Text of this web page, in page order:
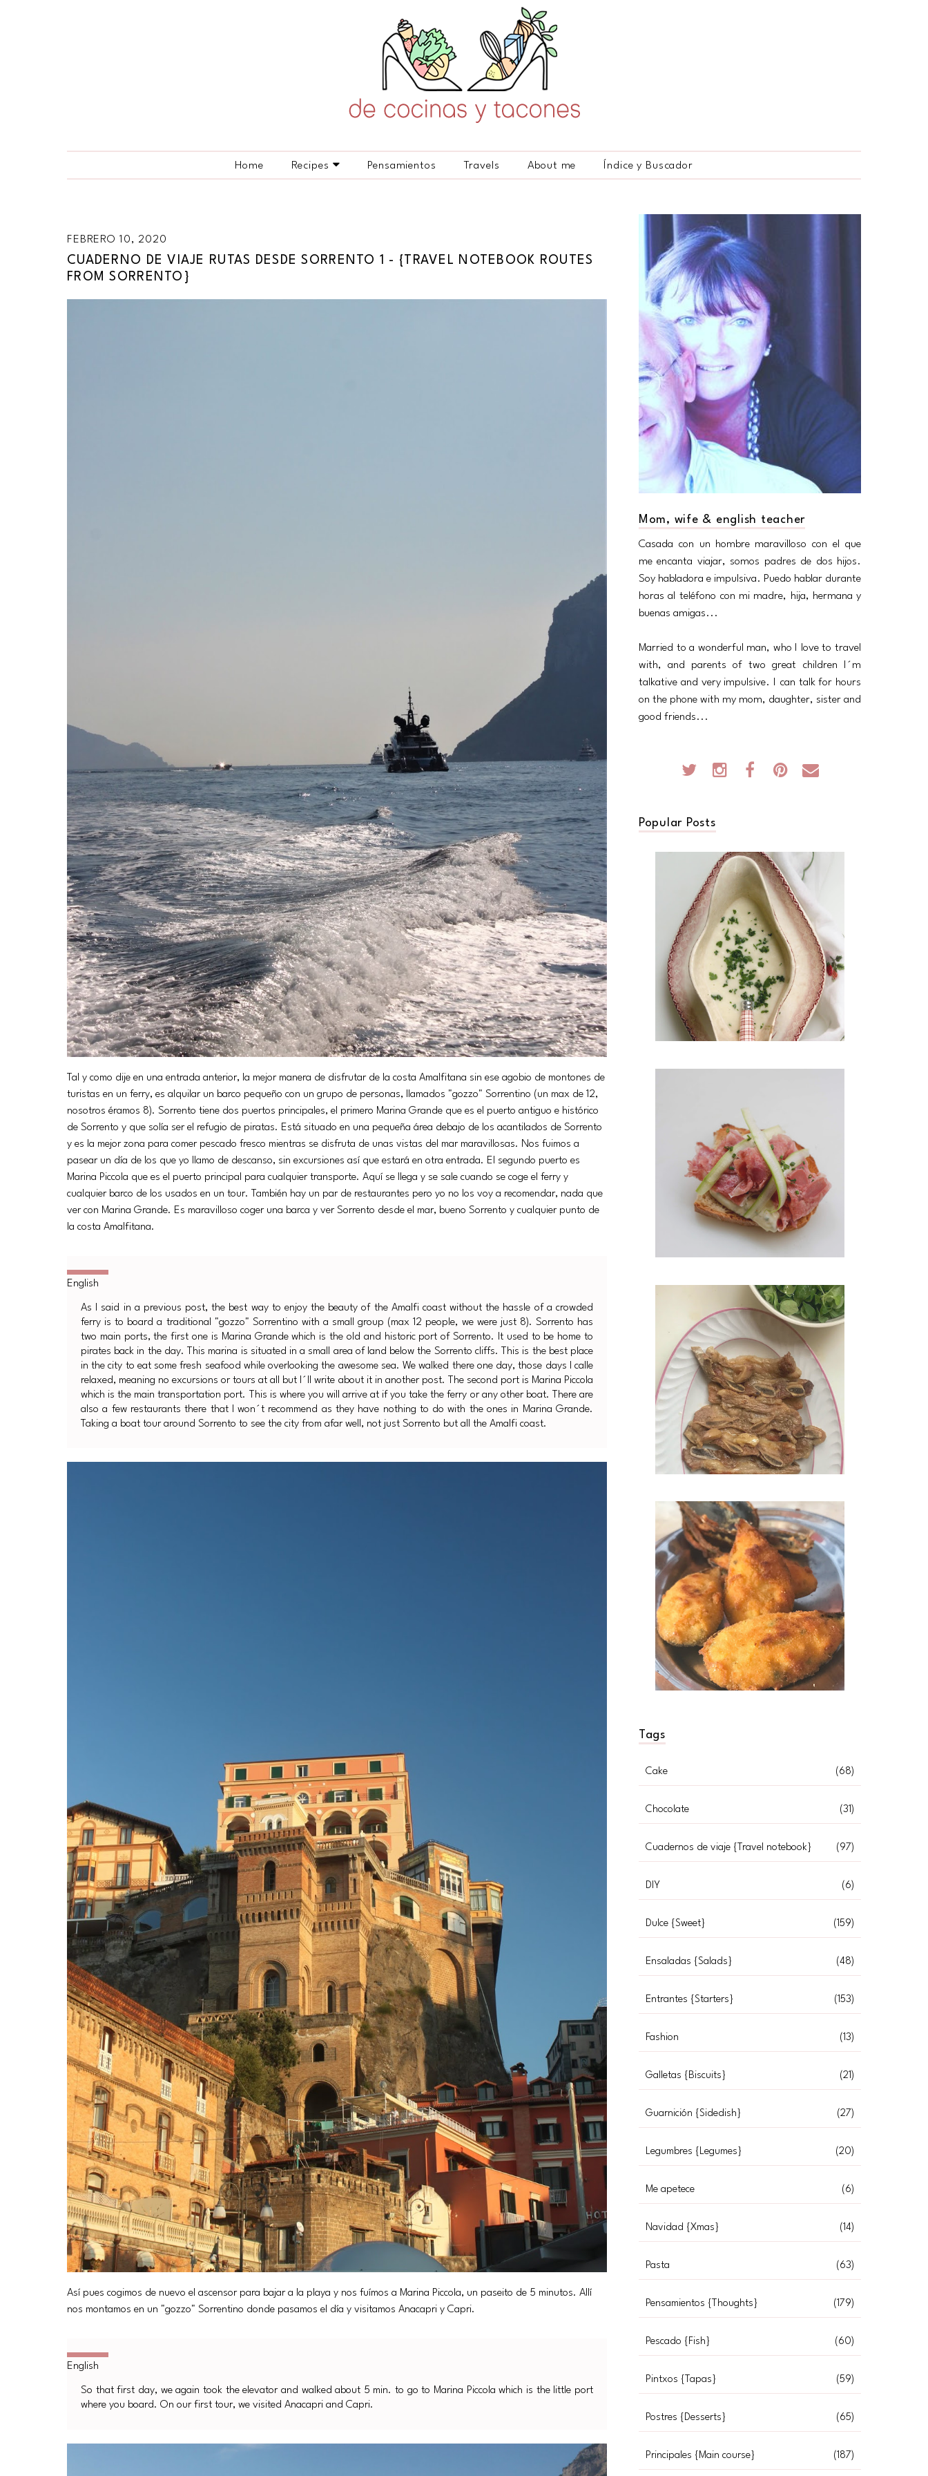
Home Recipes Pensamientos Travels About me Índice y Buscador
FEBRERO 10, 2020
CUADERNO DE VIAJE RUTAS DESDE SORRENTO 1 - {TRAVEL NOTEBOOK ROUTES
FROM SORRENTO}
Tal y como dije en una entrada anterior, la mejor manera de disfrutar de la costa Amalfitana sin ese agobio de montones de
turistas en un ferry, es alquilar un barco pequeño con un grupo de personas, llamados "gozzo" Sorrentino (un max de 12,
nosotros éramos 8). Sorrento tiene dos puertos principales, el primero Marina Grande que es el puerto antiguo e histórico
de Sorrento y que solía ser el refugio de piratas. Está situado en una pequeña área debajo de los acantilados de Sorrento
y es la mejor zona para comer pescado fresco mientras se disfruta de unas vistas del mar maravillosas. Nos fuimos a
pasear un día de los que yo llamo de descanso, sin excursiones así que estará en otra entrada. El segundo puerto es
Marina Piccola que es el puerto principal para cualquier transporte. Aquí se llega y se sale cuando se coge el ferry y
cualquier barco de los usados en un tour. También hay un par de restaurantes pero yo no los voy a recomendar, nada que
ver con Marina Grande. Es maravilloso coger una barca y ver Sorrento desde el mar, bueno Sorrento y cualquier punto de
la costa Amalfitana.
As I said in a previous post, the best way to enjoy the beauty of the Amalfi coast without the hassle of a crowded
ferry is to board a traditional "gozzo" Sorrentino with a small group (max 12 people, we were just 8). Sorrento has
two main ports, the first one is Marina Grande which is the old and historic port of Sorrento. It used to be home to
pirates back in the day. This marina is situated in a small area of land below the Sorrento cliffs. This is the best place
in the city to eat some fresh seafood while overlooking the awesome sea. We walked there one day, those days I calle
relaxed, meaning no excursions or tours at all but I´ll write about it in another post. The second port is Marina Piccola
which is the main transportation port. This is where you will arrive at if you take the ferry or any other boat. There are
also a few restaurants there that I won´t recommend as they have nothing to do with the ones in Marina Grande.
Taking a boat tour around Sorrento to see the city from afar well, not just Sorrento but all the Amalfi coast.
Así pues cogimos de nuevo el ascensor para bajar a la playa y nos fuímos a Marina Piccola, un paseito de 5 minutos. Allí
nos montamos en un "gozzo" Sorrentino donde pasamos el día y visitamos Anacapri y Capri.
So that first day, we again took the elevator and walked about 5 min. to go to Marina Piccola which is the little port
where you board. On our first tour, we visited Anacapri and Capri.
Mom, wife & english teacher
Casada con un hombre maravilloso con el que
me encanta viajar, somos padres de dos hijos.
Soy habladora e impulsiva. Puedo hablar durante
horas al teléfono con mi madre, hija, hermana y
buenas amigas...
Married to a wonderful man, who I love to travel
with, and parents of two great children I´m
talkative and very impulsive. I can talk for hours
on the phone with my mom, daughter, sister and
good friends...
Popular Posts
Tags
Cake (68)
Chocolate (31)
Cuadernos de viaje {Travel notebook} (97)
DIY (6)
Dulce {Sweet} (159)
Ensaladas {Salads} (48)
Entrantes {Starters} (153)
Fashion (13)
Galletas {Biscuits} (21)
Guarnición {Sidedish} (27)
Legumbres {Legumes} (20)
Me apetece (6)
Navidad {Xmas} (14)
Pasta (63)
Pensamientos {Thoughts} (179)
Pescado {Fish} (60)
Pintxos {Tapas} (59)
Postres {Desserts} (65)
Principales {Main course} (187)